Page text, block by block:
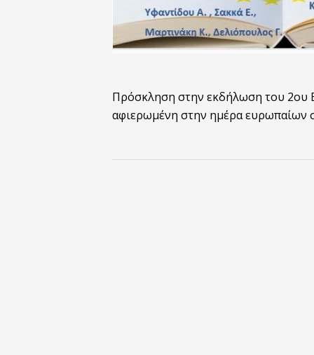
Πρόσκληση στην εκδήλωση του 2ου
αφιερωμένη στην ημέρα ευρωπαίων